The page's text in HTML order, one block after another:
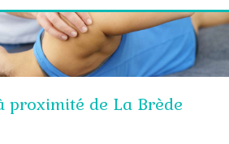
proximité de La Brède